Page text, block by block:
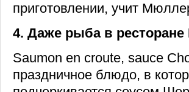
приготовлении, учит
4. Даже рыба в
Saumon en croute, sauce
праздничное блюдо, в